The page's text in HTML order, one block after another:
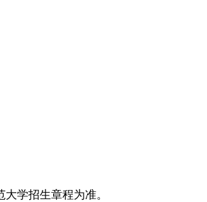
学招生章程为准。